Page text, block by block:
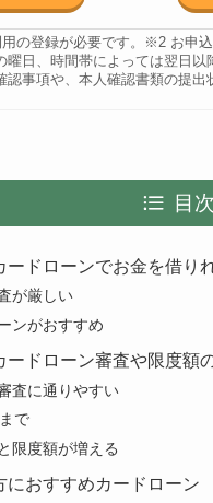
の登録が必要です。※2 お申
日、時間帯によっては翌日以
事項や、本人確認書類の提出
目次
ドローンでお金を借り
が厳しい
ンがおすすめ
ドローン審査や限度額
査に通りやすい
で
限度額が増える
おすすめカードローン